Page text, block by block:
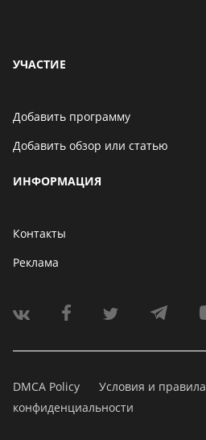
УЧАСТИЕ
Добавить программу
Добавить обзор или статью
ИНФОРМАЦИЯ
Контакты
Реклама
DMCA Policy Условия и правила
конфиденциальности